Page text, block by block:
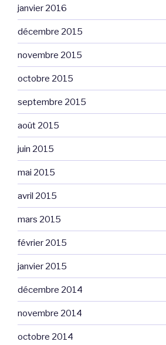
janvier 2016
décembre 2015
novembre 2015
octobre 2015
septembre 2015
août 2015
juin 2015
mai 2015
avril 2015
mars 2015
février 2015
janvier 2015
décembre 2014
novembre 2014
octobre 2014